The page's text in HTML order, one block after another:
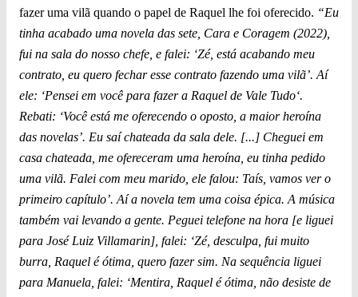
fazer uma vilã quando o papel de Raquel lhe foi oferecido. “Eu
tinha acabado uma novela das sete, Cara e Coragem (2022),
fui na sala do nosso chefe, e falei: ‘Zé, está acabando meu
contrato, eu quero fechar esse contrato fazendo uma vilã’. Aí
ele: ‘Pensei em você para fazer a Raquel de Vale Tudo‘.
Rebati: ‘Você está me oferecendo o oposto, a maior heroína
das novelas’. Eu saí chateada da sala dele. [...] Cheguei em
casa chateada, me ofereceram uma heroína, eu tinha pedido
uma vilã. Falei com meu marido, ele falou: Taís, vamos ver o
primeiro capítulo’. Aí a novela tem uma coisa épica. A música
também vai levando a gente. Peguei telefone na hora [e liguei
para José Luiz Villamarin], falei: ‘Zé, desculpa, fui muito
burra, Raquel é ótima, quero fazer sim. Na sequência liguei
para Manuela, falei: ‘Mentira, Raquel é ótima, não desiste de